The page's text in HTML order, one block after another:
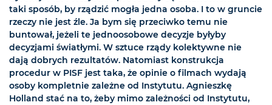
taki sposób, by rządzić mogła jedna osoba. I to w gruncie
rzeczy nie jest źle. Ja bym się przeciwko temu nie
buntował, jeżeli te jednoosobowe decyzje byłyby
decyzjami światłymi. W sztuce rządy kolektywne nie
dają dobrych rezultatów. Natomiast konstrukcja
procedur w PISF jest taka, że opinie o filmach wydają
osoby kompletnie zależne od Instytutu. Agnieszkę
Holland stać na to, żeby mimo zależności od Instytutu,